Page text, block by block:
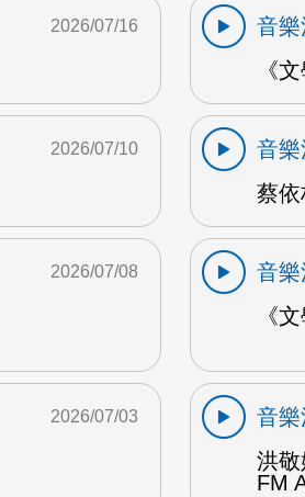
2026/07/16
音
《
2026/07/10
音
蔡
2026/07/08
音
《
2026/07/03
音
洪
FM